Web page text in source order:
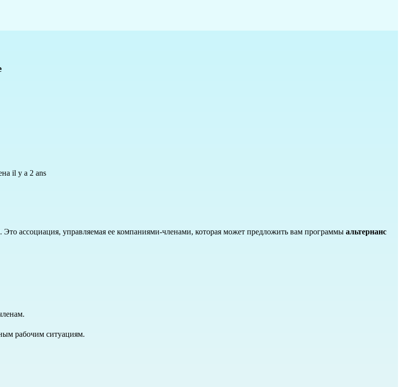
il y a 2 ans
ассоциация, управляемая ее компаниями-членами, которая может предложить вам программы альтернанс
рабочим ситуациям.